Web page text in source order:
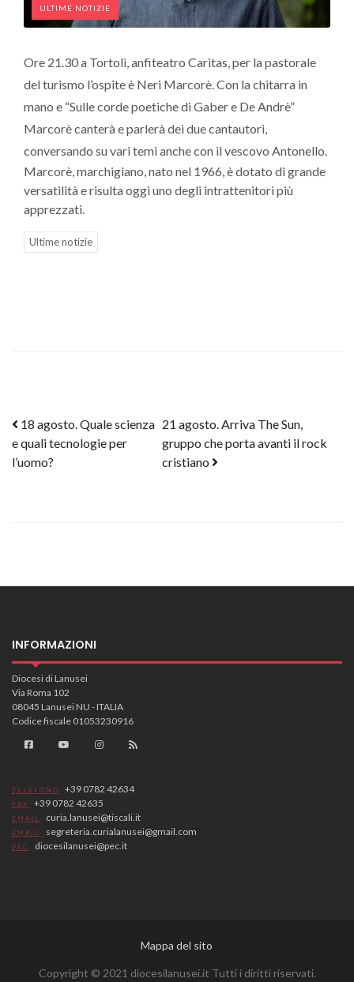
ULTIME NOTIZIE
Ore 21.30 a Tortolì, anfiteatro Caritas, per la pastorale
del turismo l’ospite è Neri Marcorè. Con la chitarra in
mano e “Sulle corde poetiche di Gaber e De Andrè”
Marcorè canterà e parlerà dei due cantautori,
conversando su vari temi anche con il vescovo Antonello.
Marcorè, marchigiano, nato nel 1966, è dotato di grande
versatilità e risulta oggi uno degli intrattenitori più
apprezzati.
Ultime notizie
Post navigation
18 agosto. Quale scienza
e quali tecnologie per
l’uomo?
21 agosto. Arriva The Sun,
gruppo che porta avanti il rock
cristiano
INFORMAZIONI
Diocesi di Lanusei
Via Roma 102
08045 Lanusei NU - ITALIA
Codice fiscale 01053230916
TELEFONO +39 0782 42634
FAX +39 0782 42635
EMAIL curia.lanusei@tiscali.it
EMAIL segreteria.curialanusei@gmail.com
PEC diocesilanusei@pec.it
Mappa del sito
Copyright © 2021 diocesilanusei.it Tutti i diritti riservati.